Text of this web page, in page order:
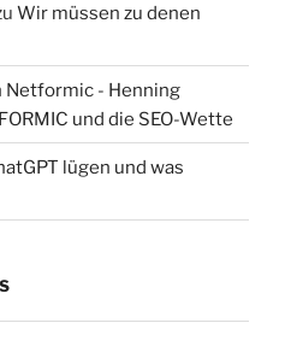
Wir müssen zu denen
Netformic - Henning
und die SEO-Wette
lügen und was